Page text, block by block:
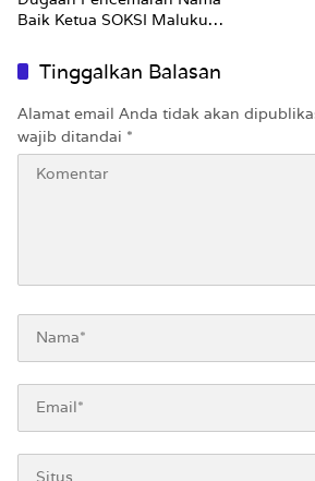
Baik Ketua SOKSI Maluku
Tinggalkan Balasan
Alamat email Anda tidak akan
wajib ditandai *